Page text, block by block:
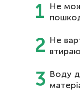
Не
Не
Воду